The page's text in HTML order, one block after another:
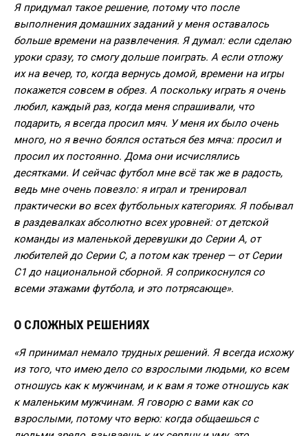
Я придумал такое решение, потому что после
выполнения домашних заданий у меня оставалось
больше времени на развлечения. Я думал: если сделаю
уроки сразу, то смогу дольше поиграть. А если отложу
их на вечер, то, когда вернусь домой, времени на игры
покажется совсем в обрез. А поскольку играть я очень
любил, каждый раз, когда меня спрашивали, что
подарить, я всегда просил мяч. У меня их было очень
много, но я вечно боялся остаться без мяча: просил и
просил их постоянно. Дома они исчислялись
десятками. И сейчас футбол мне всё так же в радость,
ведь мне очень повезло: я играл и тренировал
практически во всех футбольных категориях. Я побывал
в раздевалках абсолютно всех уровней: от детской
команды из маленькой деревушки до Серии А, от
любителей до Серии C, а потом как тренер — от Серии
C1 до национальной сборной. Я соприкоснулся со
всеми этажами футбола, и это потрясающе».
О СЛОЖНЫХ РЕШЕНИЯХ
«Я принимал немало трудных решений. Я всегда исхожу
из того, что имею дело со взрослыми людьми, ко всем
отношусь как к мужчинам, и к вам я тоже отношусь как
к маленьким мужчинам. Я говорю с вами как со
взрослыми, потому что верю: когда общаешься с